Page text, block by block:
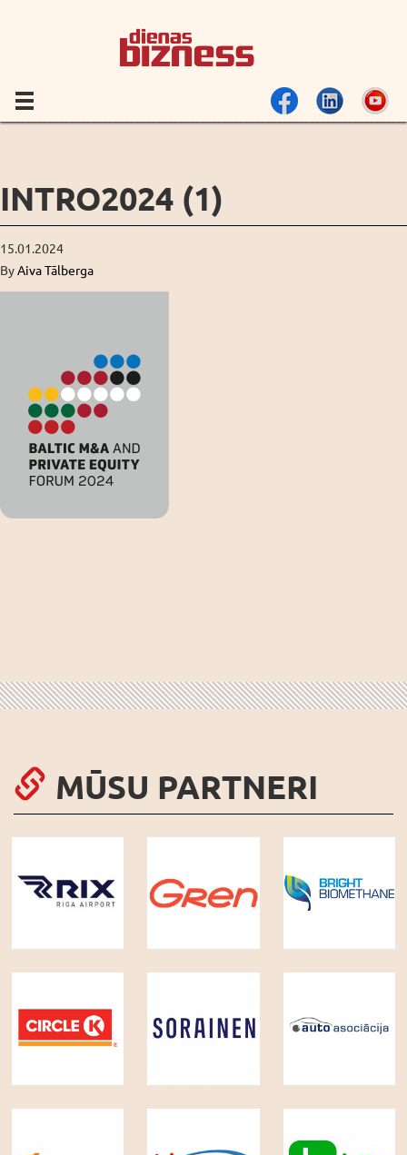
INTRO2024 (1)
15.01.2024
ByAiva Tālberga
MŪSU PARTNERI